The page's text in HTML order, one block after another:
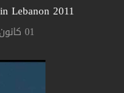
2011 Breitling Jet Team performing in Lebanon
01 كانون الثاني 2013, 12:00 ص